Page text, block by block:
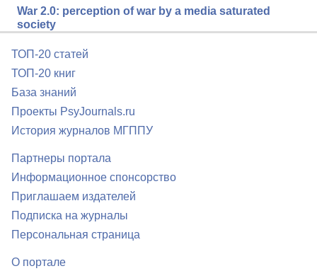
War 2.0: perception of war by a media saturated
society
ТОП-20 статей
ТОП-20 книг
База знаний
Проекты PsyJournals.ru
История журналов МГППУ
Партнеры портала
Информационное спонсорство
Приглашаем издателей
Подписка на журналы
Персональная страница
О портале